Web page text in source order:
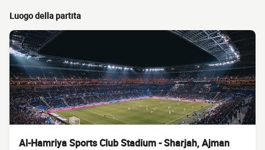
Luogo della partita
Al-Hamriya Sports Club Stadium - Sharjah, Ajman